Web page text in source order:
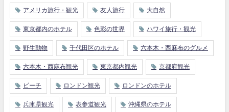
アメリカ旅行・観光 友人旅行 大自然
東京都内のホテル 色彩の世界 ハワイ旅行・観光
野生動物 千代田区のホテル 六本木・西麻布のグルメ
六本木・西麻布観光 東京都内観光 京都府観光
ビーチ ロンドン観光 ロンドンのホテル
兵庫県観光 表参道観光 沖縄県のホテル